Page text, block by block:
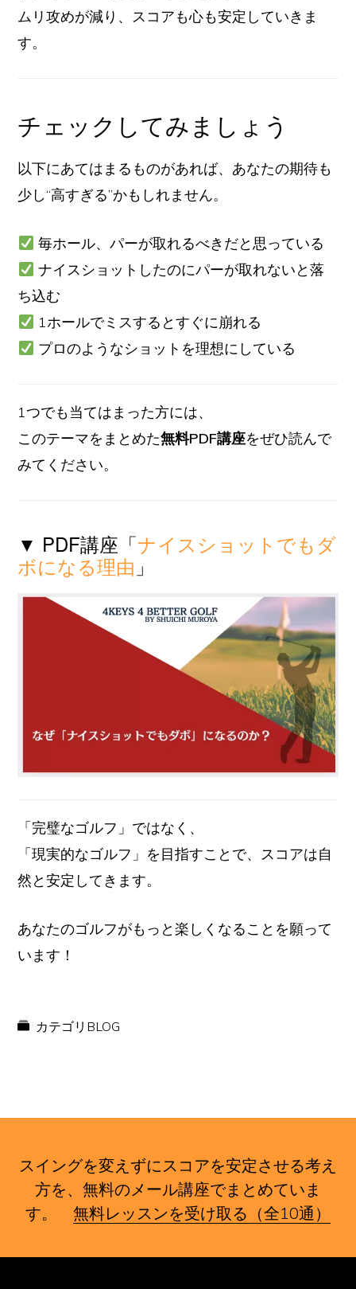
ムリ攻めが減り、スコアも心も安定していきま
す。
チェックしてみましょう
以下にあてはまるものがあれば、あなたの期待も
少し“高すぎる”かもしれません。
毎ホール、パーが取れるべきだと思っている
ナイスショットしたのにパーが取れないと落
ち込む
1ホールでミスするとすぐに崩れる
プロのようなショットを理想にしている
1つでも当てはまった方には、
このテーマをまとめた無料PDF講座をぜひ読んで
みてください。
▼ PDF講座「ナイスショットでもダ
ボになる理由 」
「完璧なゴルフ」ではなく、
「現実的なゴルフ」を目指すことで、スコアは自
然と安定してきます。
あなたのゴルフがもっと楽しくなることを願って
います！
カテゴリ BLOG
スイングを変えずにスコアを安定させる考え
方を、無料のメール講座でまとめていま
す。 無料レッスンを受け取る（全10通）